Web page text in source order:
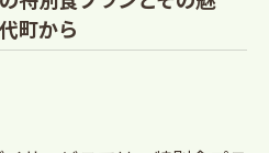
町から